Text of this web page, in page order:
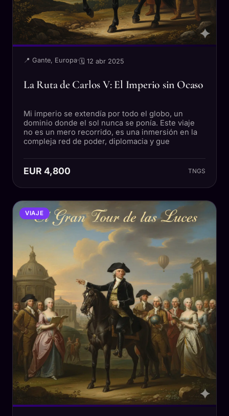
📍 Gante, Europa· 🗓 12 abr 2025
La Ruta de Carlos V: El Imperio sin Ocaso
Mi imperio se extendía por todo el globo, un
dominio donde el sol nunca se ponía. Este viaje
no es un mero recorrido, es una inmersión en la
compleja red de poder, diplomacia y gue
EUR 4,800 TNGS
VIAJE